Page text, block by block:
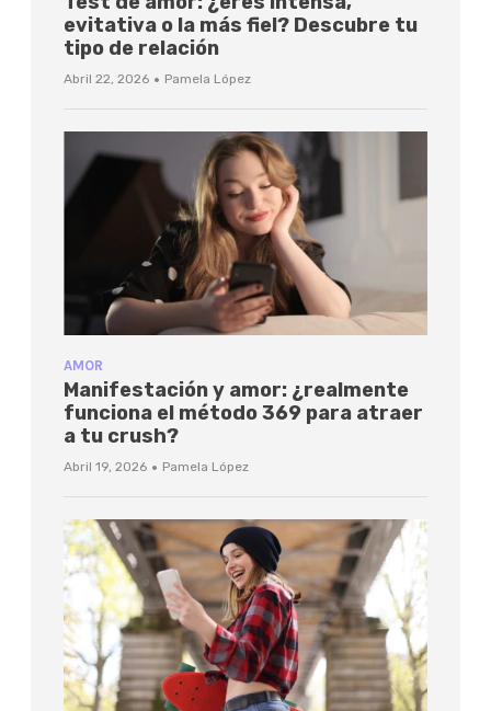
evitativa o la más fiel? Descubre tu
tipo de relación
Abril 22, 2026 · Pamela López
AMOR
Manifestación y amor: ¿realmente
funciona el método 369 para atraer
a tu crush?
Abril 19, 2026 · Pamela López